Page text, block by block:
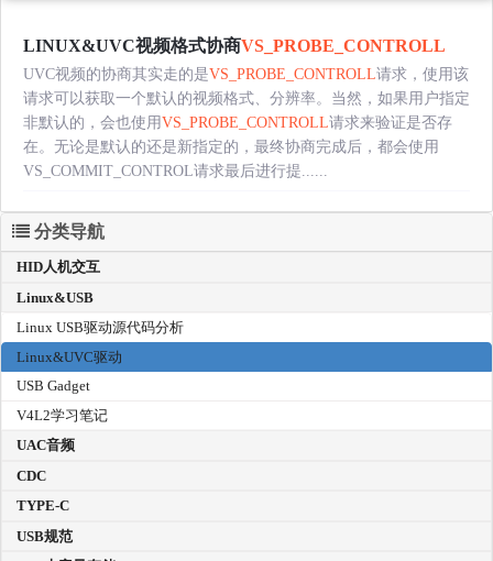
LINUX&UVC视频格式协商VS_PROBE_CONTROLL
UVC视频的协商其实走的是VS_PROBE_CONTROLL请求，使用该
请求可以获取一个默认的视频格式、分辨率。当然，如果用户指定
非默认的，会也使用VS_PROBE_CONTROLL请求来验证是否存
在。无论是默认的还是新指定的，最终协商完成后，都会使用
VS_COMMIT_CONTROL请求最后进行提......
分类导航
HID人机交互
Linux&USB
Linux USB驱动源代码分析
Linux&UVC驱动
USB Gadget
V4L2学习笔记
UAC音频
CDC
TYPE-C
USB规范